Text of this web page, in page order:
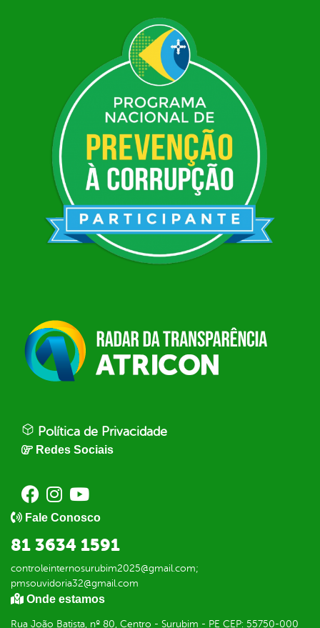
Política de Privacidade
Redes Sociais
Fale Conosco
81 3634 1591
controleinternosurubim2025@gmail.com;
pmsouvidoria32@gmail.com
Onde estamos
Rua João Batista, nº 80, Centro - Surubim - PE CEP: 55750-000